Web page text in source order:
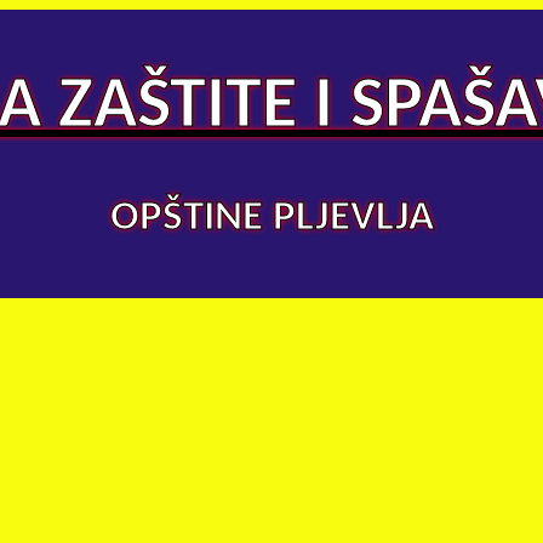
ZAŠTITE I
OPŠTINE PLJEVLJA